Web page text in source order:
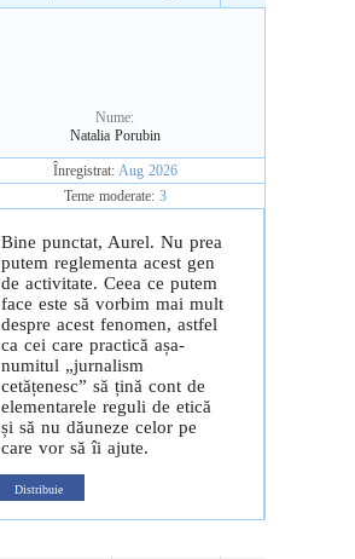
Bine punctat, Aurel. Nu prea
putem reglementa acest gen
de activitate. Ceea ce putem
face este să vorbim mai mult
despre acest fenomen, astfel
ca cei care practică așa-
numitul „jurnalism
cetățenesc” să țină cont de
elementarele reguli de etică
și să nu dăuneze celor pe
care vor să îi ajute.
Distribuie
Nume:
Natalia Porubin
Înregistrat: Aug 2026
Teme moderate: 3